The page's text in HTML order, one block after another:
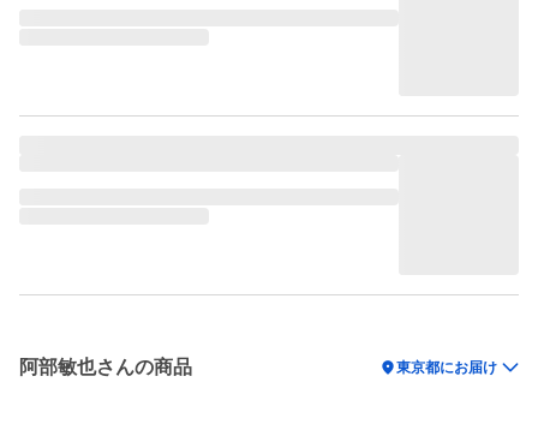
阿部敏也さんの商品 location_on東京都にお届け